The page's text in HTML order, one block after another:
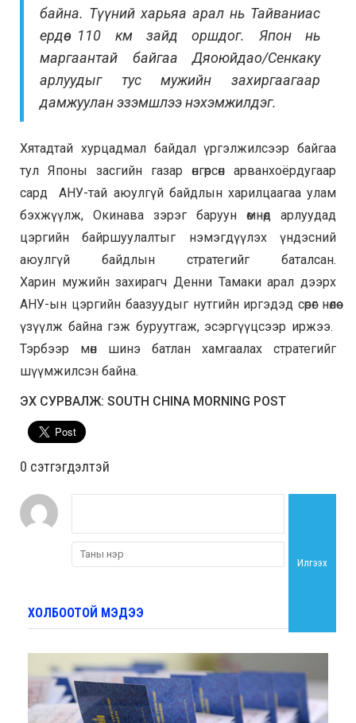
байна. Түүний харьяа арал нь Тайваниас
ердөө 110 км зайд оршдог. Япон нь
маргаантай байгаа Дяоюйдао/Сенкаку
арлуудыг тус мужийн захиргаагаар
дамжуулан эзэмшлээ нэхэмжилдэг.
Хятадтай хурцадмал байдал үргэлжилсээр байгаа
тул Японы засгийн газар өнгөрсөн арванхоёрдугаар
сард АНУ-тай аюулгүй байдлын харилцаагаа улам
бэхжүүлж, Окинава зэрэг баруун өмнөд арлуудад
цэргийн байршуулалтыг нэмэгдүүлэх үндэсний
аюулгүй байдлын стратегийг баталсан.
Харин мужийн захирагч Денни Тамаки арал дээрх
АНУ-ын цэргийн баазуудыг нутгийн иргэдэд сөрөг нөлөө
үзүүлж байна гэж буруутгаж, эсэргүүцсээр иржээ.
Тэрбээр мөн шинэ батлан ​​хамгаалах стратегийг
шүүмжилсэн байна.
ЭХ СУРВАЛЖ: SOUTH CHINA MORNING POST
0 cэтгэгдэлтэй
Илгээх
ХОЛБООТОЙ МЭДЭЭ